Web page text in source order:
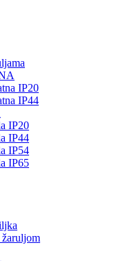
IP20
IP44
IP20
IP44
IP54
IP65